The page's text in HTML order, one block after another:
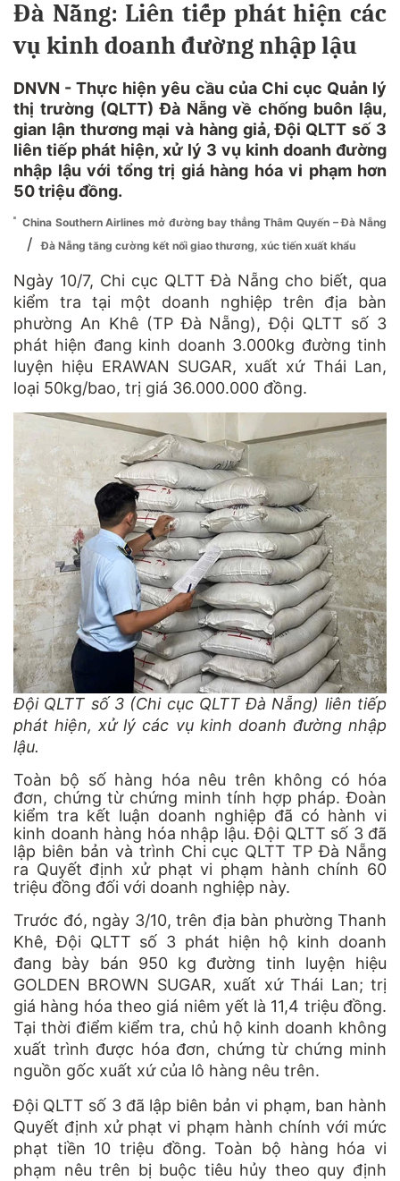
Đà Nẵng: Liên tiếp phát hiện các
vụ kinh doanh đường nhập lậu
DNVN - Thực hiện yêu cầu của Chi cục Quản lý
thị trường (QLTT) Đà Nẵng về chống buôn lậu,
gian lận thương mại và hàng giả, Đội QLTT số 3
liên tiếp phát hiện, xử lý 3 vụ kinh doanh đường
nhập lậu với tổng trị giá hàng hóa vi phạm hơn
50 triệu đồng.
China Southern Airlines mở đường bay thẳng Thâm Quyến – Đà Nẵng
/ Đà Nẵng tăng cường kết nối giao thương, xúc tiến xuất khẩu
Ngày 10/7, Chi cục QLTT Đà Nẵng cho biết, qua
kiểm tra tại một doanh nghiệp trên địa bàn
phường An Khê (TP Đà Nẵng), Đội QLTT số 3
phát hiện đang kinh doanh 3.000kg đường tinh
luyện hiệu ERAWAN SUGAR, xuất xứ Thái Lan,
loại 50kg/bao, trị giá 36.000.000 đồng.
Đội QLTT số 3 (Chi cục QLTT Đà Nẵng) liên tiếp
phát hiện, xử lý các vụ kinh doanh đường nhập
lậu.
Toàn bộ số hàng hóa nêu trên không có hóa
đơn, chứng từ chứng minh tính hợp pháp. Đoàn
kiểm tra kết luận doanh nghiệp đã có hành vi
kinh doanh hàng hóa nhập lậu. Đội QLTT số 3 đã
lập biên bản và trình Chi cục QLTT TP Đà Nẵng
ra Quyết định xử phạt vi phạm hành chính 60
triệu đồng đối với doanh nghiệp này.
Trước đó, ngày 3/10, trên địa bàn phường Thanh
Khê, Đội QLTT số 3 phát hiện hộ kinh doanh
đang bày bán 950 kg đường tinh luyện hiệu
GOLDEN BROWN SUGAR, xuất xứ Thái Lan; trị
giá hàng hóa theo giá niêm yết là 11,4 triệu đồng.
Tại thời điểm kiểm tra, chủ hộ kinh doanh không
xuất trình được hóa đơn, chứng từ chứng minh
nguồn gốc xuất xứ của lô hàng nêu trên.
Đội QLTT số 3 đã lập biên bản vi phạm, ban hành
Quyết định xử phạt vi phạm hành chính với mức
phạt tiền 10 triệu đồng. Toàn bộ hàng hóa vi
phạm nêu trên bị buộc tiêu hủy theo quy định